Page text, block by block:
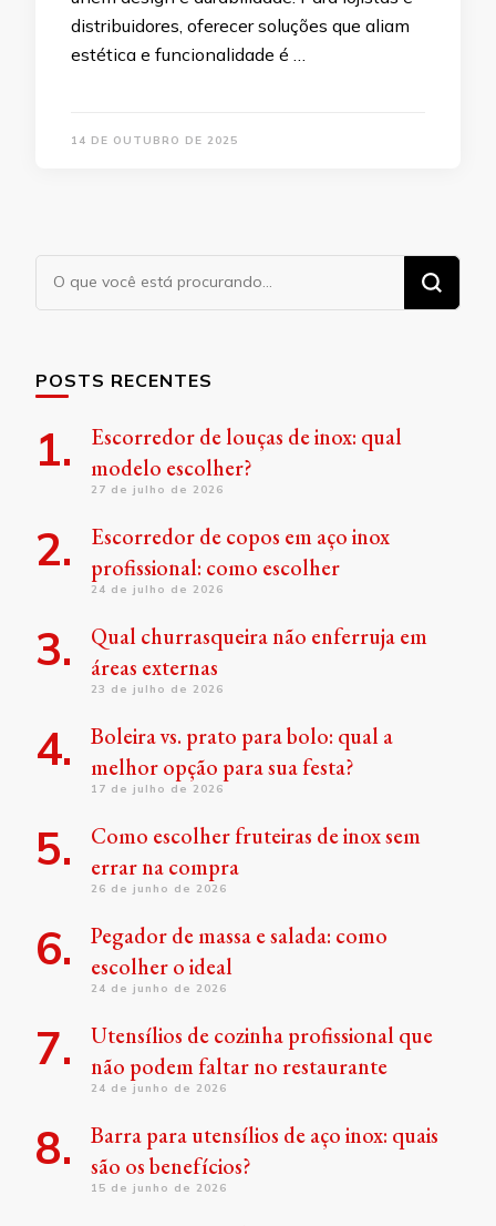
distribuidores, oferecer soluções que aliam
estética e funcionalidade é …
14 DE OUTUBRO DE 2025
Procurando
algo?
POSTS RECENTES
Escorredor de louças de inox: qual
modelo escolher?
27 de julho de 2026
Escorredor de copos em aço inox
profissional: como escolher
24 de julho de 2026
Qual churrasqueira não enferruja em
áreas externas
23 de julho de 2026
Boleira vs. prato para bolo: qual a
melhor opção para sua festa?
17 de julho de 2026
Como escolher fruteiras de inox sem
errar na compra
26 de junho de 2026
Pegador de massa e salada: como
escolher o ideal
24 de junho de 2026
Utensílios de cozinha profissional que
não podem faltar no restaurante
24 de junho de 2026
Barra para utensílios de aço inox: quais
são os benefícios?
15 de junho de 2026